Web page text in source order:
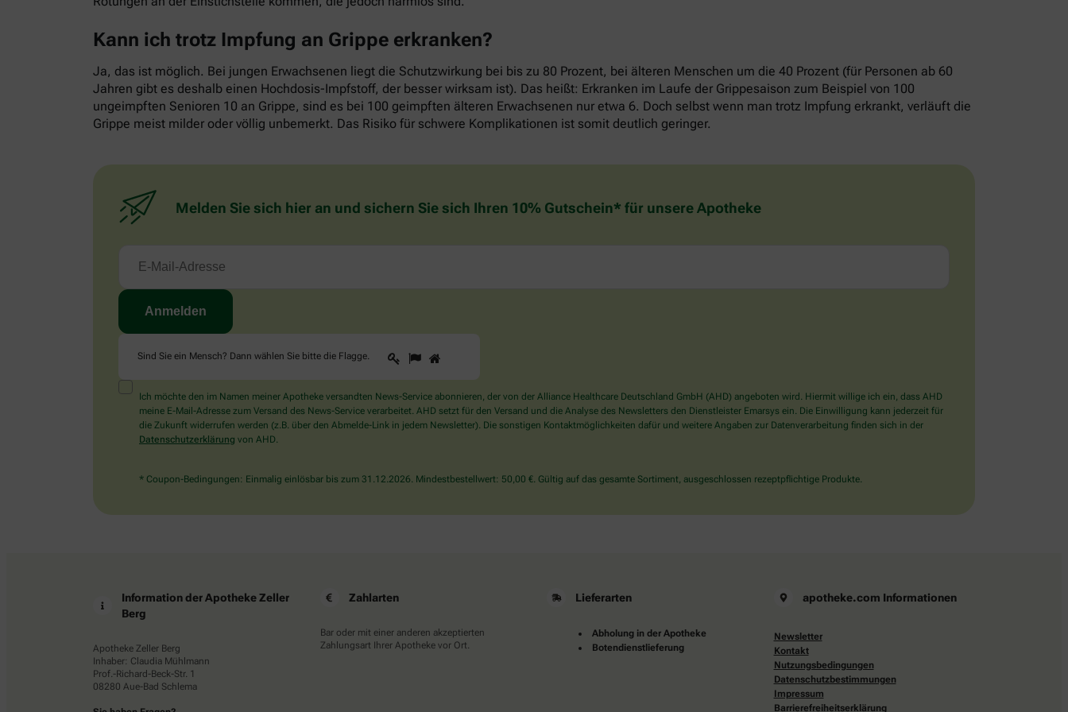
Kann ich trotz Impfung an Grippe erkranken?
Ja, das ist möglich. Bei jungen Erwachsenen liegt die Schutzwirkung bei bis zu 80 Prozent, bei älteren Menschen um die 40 Prozent (für Personen ab 60
Jahren gibt es deshalb einen Hochdosis-Impfstoff, der besser wirksam ist). Das heißt: Erkranken im Laufe der Grippesaison zum Beispiel von 100
ungeimpften Senioren 10 an Grippe, sind es bei 100 geimpften älteren Erwachsenen nur etwa 6. Doch selbst wenn man trotz Impfung erkrankt, verläuft die
Grippe meist milder oder völlig unbemerkt. Das Risiko für schwere Komplikationen ist somit deutlich geringer.
Melden Sie sich hier an und sichern Sie sich Ihren 10% Gutschein* für unsere Apotheke
Sind Sie ein Mensch? Dann wählen Sie bitte die Flagge.
Sind
Sie
Mensch?
Dann
wählen
Flagge.
1 2
Ich möchte den im Namen meiner Apotheke versandten News-Service abonnieren, der von der Alliance Healthcare Deutschland GmbH (AHD) angeboten wird. Hiermit willige ich ein, dass AHD
meine E-Mail-Adresse zum Versand des News-Service verarbeitet. AHD setzt für den Versand und die Analyse des Newsletters den Dienstleister Emarsys ein. Die Einwilligung kann jederzeit für
die Zukunft widerrufen werden (z.B. über den Abmelde-Link in jedem Newsletter). Die sonstigen Kontaktmöglichkeiten dafür und weitere Angaben zur Datenverarbeitung finden sich in der
Datenschutzerklärung von AHD.
* Coupon-Bedingungen: Einmalig einlösbar bis zum 31.12.2026. Mindestbestellwert: 50,00 €. Gültig auf das gesamte Sortiment, ausgeschlossen rezeptpflichtige Produkte.
Information der Apotheke Zeller
Berg
Apotheke Zeller Berg
Inhaber: Claudia Mühlmann
Prof.-Richard-Beck-Str. 1
08280 Aue-Bad Schlema
Zahlarten
Bar oder mit einer anderen akzeptierten
Zahlungsart Ihrer Apotheke vor Ort.
Lieferarten
Abholung in der Apotheke
Botendienstlieferung
apotheke.com Informationen
Newsletter
Kontakt
Nutzungsbedingungen
Datenschutzbestimmungen
Impressum
Barrierefreiheitserklärung